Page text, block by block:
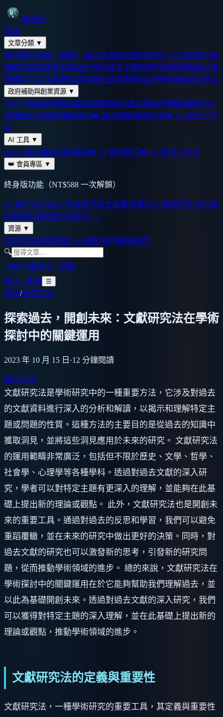
智研所
首頁
文章分類 ▼
學術寫作指南（總覽） 論文計畫書怎麼寫研究方法怎麼選文獻
回顧怎麼做問卷怎麼設計學位論文怎麼寫期刊投稿準備論文基
礎研究方法文獻質性研究量化研究問卷設計問卷調查論文格式
政府補助與創業資源 ▼
SBIR 申請指南補助額度試算補助計畫攻略政府補助補助核定
金額統計各產業補助統計👑 政府補助案資料庫👑 AI 寫作工作
台
AI 工具 ▼
arXiv 論文搜尋文獻搜尋👑 AI 學術助手👑 AI 寫作工作台
👑 會員專區 ▼
終身版功能（NT$588 一次解鎖）
AI 寫作工作台AI 學術助手論文收藏與筆記AI 解讀歷史政府補
助案資料庫完整功能對比 →
資源 ▼
功能特色常見問題 FAQ關於我們聯絡我們
🔍
🔍👑 升級登入 / 註冊
登入 / 註冊 ☰
首頁/研究方法
探索過去，開創未來：文獻研究法在學術
探討中的關鍵運用
2023 年 10 月 15 日 ·12 分鐘閱讀
研究方法
文獻研究法是學術研究中的一種重要方法，它涉及對過去
的文獻資料進行深入的分析和解讀，以揭示和理解特定主
題或問題的性質。這種方法的主要目的是從過去的知識中
獲取洞見，並將這些洞見應用於未來的研究。 文獻研究法
的運用範疇非常廣泛，包括但不限於歷史、文學、哲學、
社會學、心理學等各種學科。透過對過去文獻的深入研
究，學者可以對特定主題有更深入的理解，並能夠在此基
礎上提出新的理論或觀點。 此外，文獻研究法也是開創未
來的重要工具。通過對過去的反思和學習，我們可以避免
重蹈覆轍，並在未來的研究中做出更好的決策。同時，對
過去文獻的研究也可以激發新的思考，引發新的研究問
題，從而推動學術領域的進步。 總的來說，文獻研究法在
學術探討中的關鍵運用在於它能夠幫助我們理解過去，並
以此為基礎開創未來。透過對過去文獻的深入研究，我們
可以獲得對特定主題的深入理解，並在此基礎上提出新的
理論或觀點，推動學術領域的進步。
文獻研究法的定義與重要性
文獻研究法，一種學術研究的重要工具，其定義與重要性